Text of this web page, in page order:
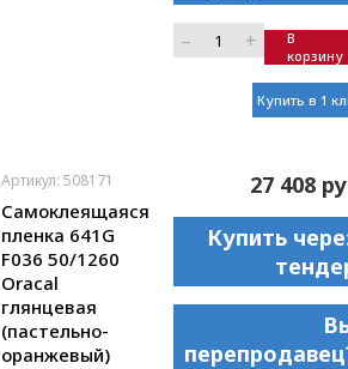
– +
В
корзину
Купить в 1
Артикул: 508171
Самоклеящаяся
пленка 641G
F036 50/1260
Oracal
глянцевая
(пастельно-
оранжевый)
27 408
Купить